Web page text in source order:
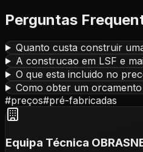
Perguntas
Quanto custa construir
A construcao em LSF e
O que esta incluido no
Como obter um
#preços#pré-fabricadas
Equipa Técnica